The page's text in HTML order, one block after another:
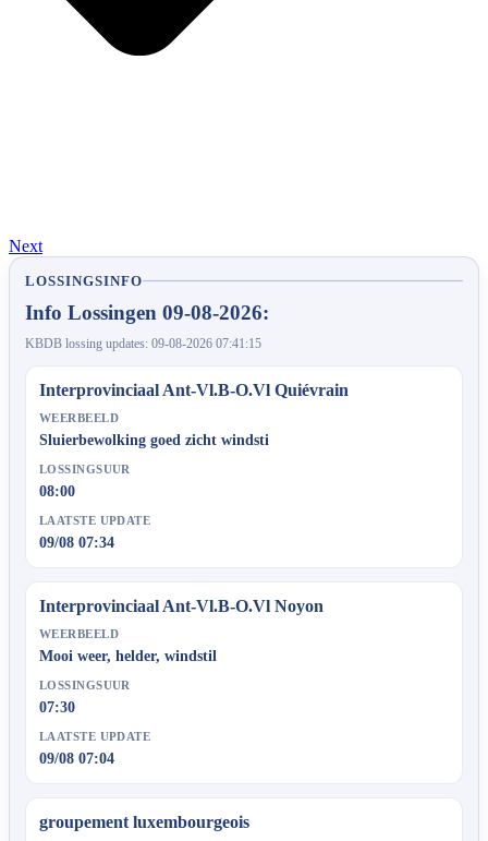
Next
LOSSINGSINFO
Info Lossingen 09-08-2026:
KBDB lossing updates: 09-08-2026 07:41:15
Interprovinciaal Ant-Vl.B-O.Vl Quiévrain
WEERBEELD
Sluierbewolking goed zicht windsti
LOSSINGSUUR
08:00
LAATSTE UPDATE
09/08 07:34
Interprovinciaal Ant-Vl.B-O.Vl Noyon
WEERBEELD
Mooi weer, helder, windstil
LOSSINGSUUR
07:30
LAATSTE UPDATE
09/08 07:04
groupement luxembourgeois